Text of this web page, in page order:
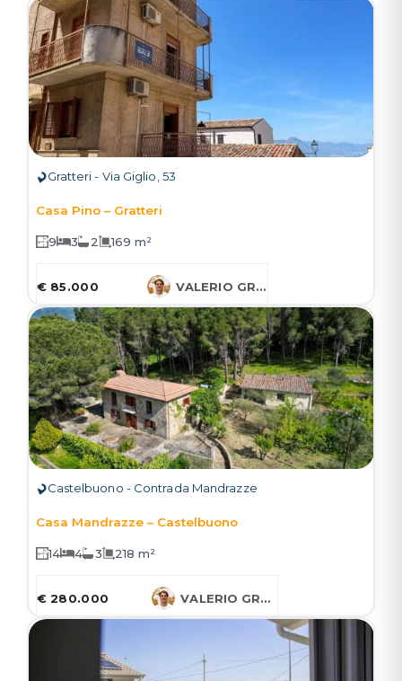
Gratteri - Via Giglio, 53
Casa Pino – Gratteri
9 3 2 169 m²
€ 85.000 VALERIO GRUESSNER
Castelbuono - Contrada Mandrazze
Casa Mandrazze – Castelbuono
14 4 3 218 m²
€ 280.000 VALERIO GRUESSNER